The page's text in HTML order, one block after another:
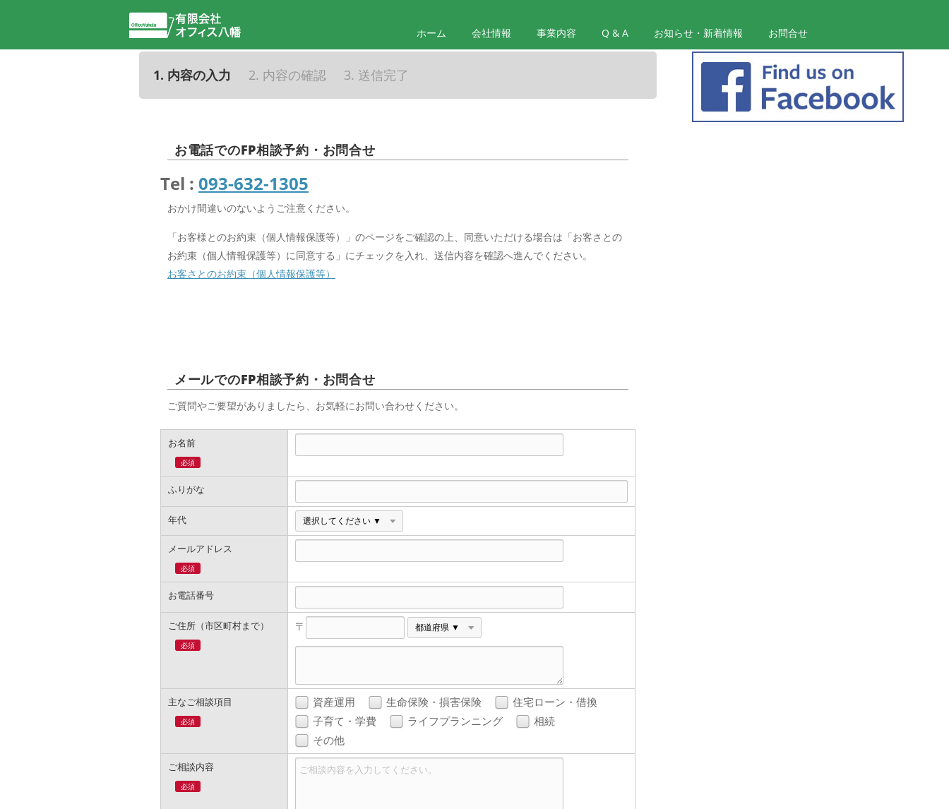
ホーム 会社情報 事業内容 Q & A お知らせ・新着情報 お問合せ
1. 内容の入力 2. 内容の確認 3. 送信完了
お電話でのFP相談予約・お問合せ
Tel : 093-632-1305
おかけ間違いのないようご注意ください。
「お客様とのお約束（個人情報保護等）」のページをご確認の上、同意いただける場合は「お客さとの
お約束（個人情報保護等）に同意する」にチェックを入れ、送信内容を確認へ進んでください。
お客さとのお約束（個人情報保護等）
メールでのFP相談予約・お問合せ
ご質問やご要望がありましたら、お気軽にお問い合わせください。
お名前
必須
ふりがな
年代
メールアドレス
必須
お電話番号
ご住所（市区町村まで）
必須
〒
主なご相談項目
必須
資産運用 生命保険・損害保険
住宅ローン・借換
子育て・学費
ライフプランニング
相続
その他
ご相談内容
必須